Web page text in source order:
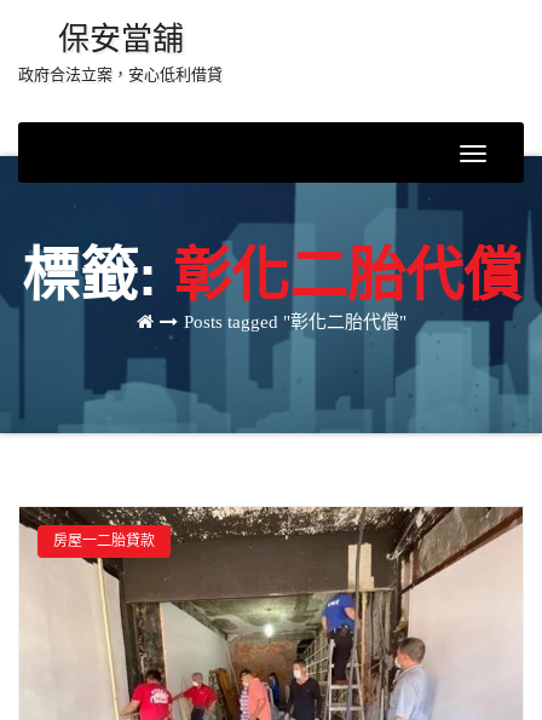
content
保安當舖
政府合法立案，安心低利借貸
Toggle
標籤: 彰化二胎代償
Posts tagged "彰化二胎代償"
房屋一二胎貸款